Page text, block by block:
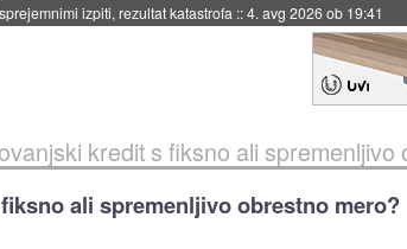
izpiti, rezultat katastrofa ::4. avg 2026 ob 19:41
kredit s fiksno ali spremenljivo
ali spremenljivo obrestno mero?